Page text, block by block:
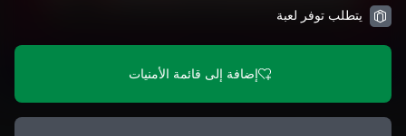
يتطلب توفر لعبة
إضافة إلى قائمة الأمنيات